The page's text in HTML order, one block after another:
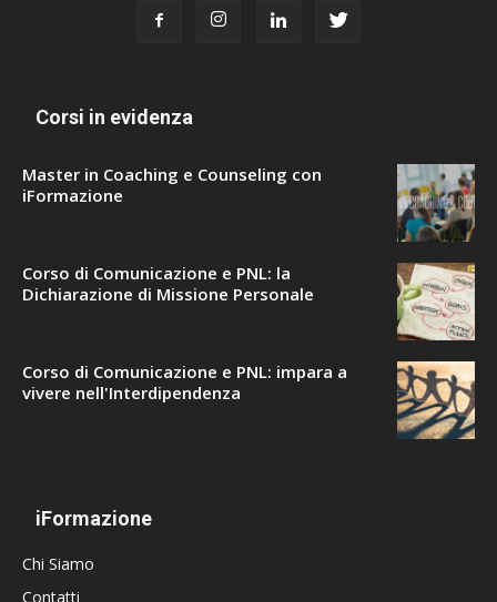
Corsi in evidenza
Master in Coaching e Counseling con
iFormazione
Corso di Comunicazione e PNL: la
Dichiarazione di Missione Personale
Corso di Comunicazione e PNL: impara a
vivere nell'Interdipendenza
iFormazione
Chi Siamo
Contatti